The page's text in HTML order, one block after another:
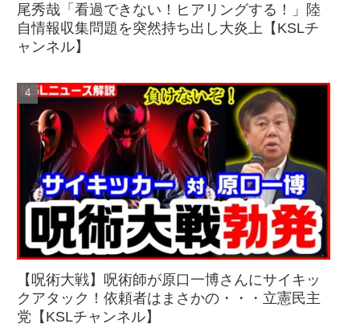
尾秀哉「看過できない！ヒアリングする！」陸
自情報収集問題を突然持ち出し大炎上【KSLチ
ャンネル】
【呪術大戦】呪術師が原口一博さんにサイキッ
クアタック！依頼者はまさかの・・・立憲民主
党【KSLチャンネル】